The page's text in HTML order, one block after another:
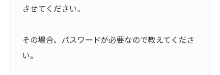
させてください。
その場合、パスワードが必要なので教えてくださ
い。